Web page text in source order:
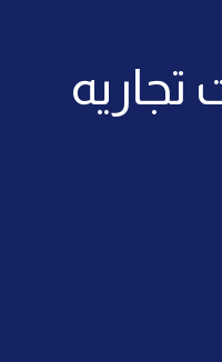
تجاريه